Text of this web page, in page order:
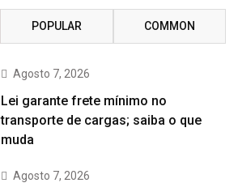
POPULAR COMMON
Agosto 7, 2026
Lei garante frete mínimo no
transporte de cargas; saiba o que
muda
Agosto 7, 2026